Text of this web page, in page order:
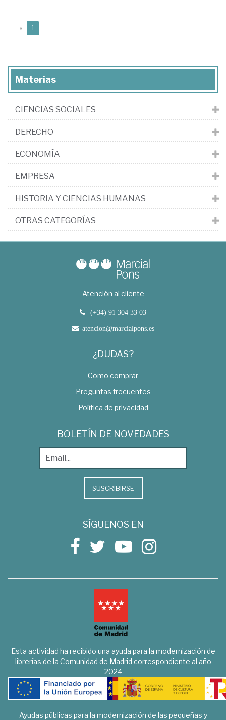
« 1
Materias
CIENCIAS SOCIALES
DERECHO
ECONOMÍA
EMPRESA
HISTORIA Y CIENCIAS HUMANAS
OTRAS CATEGORÍAS
Atención al cliente
(+34) 91 304 33 03
atencion@marcialpons.es
¿DUDAS?
Como comprar
Preguntas frecuentes
Política de privacidad
BOLETÍN DE NOVEDADES
SUSCRIBIRSE
SÍGUENOS EN
Esta actividad ha recibido una ayuda para la modernización de
librerías de la Comunidad de Madrid correspondiente al año
2024
Ayudas públicas para la modernización de las pequeñas y